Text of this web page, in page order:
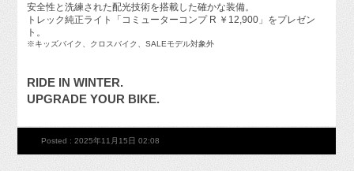
安全性と洗練された配光技術を搭載した確かな装備。
トレック純正ライト「コミューターコンプ R ￥12,900」をプレゼン
ト。
※キッズバイク、クロスバイク、SALEモデル対象外
RIDE IN WINTER.
UPGRADE YOUR BIKE.
Posted : 2025年11月15日 02:08